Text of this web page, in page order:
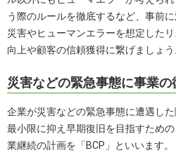
う際のルールを徹底するなど、事前
災害やヒューマンエラーを想定した
向上や顧客の信頼獲得に繋げましょう
災害などの緊急事態に事業の
企業が災害などの緊急事態に遭遇し
最小限に抑え早期復旧を目指すため
業継続の計画を「BCP」といいます